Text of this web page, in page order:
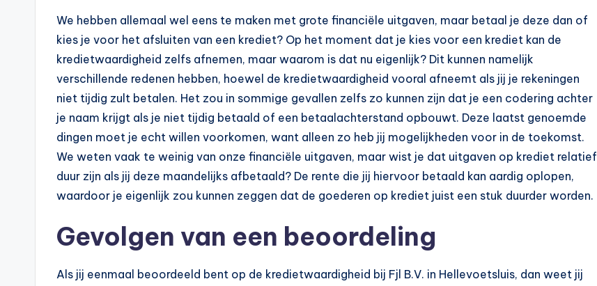
We hebben allemaal wel eens te maken met grote financiële uitgaven, maar betaal je deze dan of
kies je voor het afsluiten van een krediet? Op het moment dat je kies voor een krediet kan de
kredietwaardigheid zelfs afnemen, maar waarom is dat nu eigenlijk? Dit kunnen namelijk
verschillende redenen hebben, hoewel de kredietwaardigheid vooral afneemt als jij je rekeningen
niet tijdig zult betalen. Het zou in sommige gevallen zelfs zo kunnen zijn dat je een codering achter
je naam krijgt als je niet tijdig betaald of een betaalachterstand opbouwt. Deze laatst genoemde
dingen moet je echt willen voorkomen, want alleen zo heb jij mogelijkheden voor in de toekomst.
We weten vaak te weinig van onze financiële uitgaven, maar wist je dat uitgaven op krediet relatief
duur zijn als jij deze maandelijks afbetaald? De rente die jij hiervoor betaald kan aardig oplopen,
waardoor je eigenlijk zou kunnen zeggen dat de goederen op krediet juist een stuk duurder worden.
Gevolgen van een beoordeling
Als jij eenmaal beoordeeld bent op de kredietwaardigheid bij Fjl B.V. in Hellevoetsluis, dan weet jij